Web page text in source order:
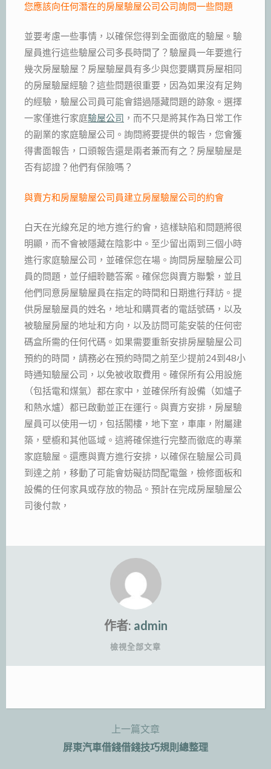
您應該向任何潛在的房屋驗屋公司公司詢問一些問題
並要考慮一些事情，以確保您得到全面徹底的驗屋。驗
屋員進行這些驗屋公司多長時間了？驗屋員一年要進行
幾次房屋驗屋？房屋驗屋員有多少與您要購買房屋相同
的房屋驗屋經驗？這些問題很重要，因為如果沒有足夠
的經驗，驗屋公司員可能會錯過隱藏問題的跡象。選擇
一家僅進行家庭驗屋公司 ，而不只是將其作為日常工作
的副業的家庭驗屋公司。詢問將要提供的報告，您會獲
得書面報告，口頭報告還是兩者兼而有之？房屋驗屋是
否有認證？他們有保險嗎？
與賣方和房屋驗屋公司員建立房屋驗屋公司的約會
白天在光線充足的地方進行約會，這樣缺陷和問題將很
明顯，而不會被隱藏在陰影中。至少留出兩到三個小時
進行家庭驗屋公司，並確保您在場。詢問房屋驗屋公司
員的問題，並仔細聆聽答案。確保您與賣方聯繫，並且
他們同意房屋驗屋員在指定的時間和日期進行拜訪。提
供房屋驗屋員的姓名，地址和購買者的電話號碼，以及
被驗屋房屋的地址和方向，以及訪問可能安裝的任何密
碼盒所需的任何代碼。如果需要重新安排房屋驗屋公司
預約的時間，請務必在預約時間之前至少提前24到48小
時通知驗屋公司，以免被收取費用。確保所有公用設施
（包括電和煤氣）都在家中，並確保所有設備（如爐子
和熱水爐）都已啟動並正在運行。與賣方安排，房屋驗
屋員可以使用一切，包括閣樓，地下室，車庫，附屬建
築，壁櫥和其他區域。這將確保進行完整而徹底的專業
家庭驗屋。還應與賣方進行安排，以確保在驗屋公司員
到達之前，移動了可能會妨礙訪問配電盤，檢修面板和
設備的任何家具或存放的物品。預計在完成房屋驗屋公
司後付款，
作者: admin
檢視全部文章
上一篇文章
屏東汽車借錢借錢技巧規則總整理